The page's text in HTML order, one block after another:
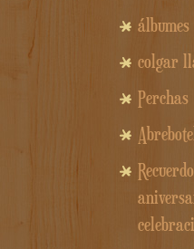
colgar
Perchas